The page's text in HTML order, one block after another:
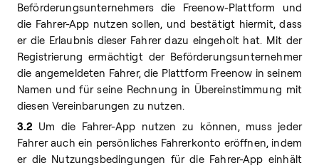
Beförderungsunternehmers die Freenow-Plattform und
die Fahrer-App nutzen sollen, und bestätigt hiermit, dass
er die Erlaubnis dieser Fahrer dazu eingeholt hat. Mit der
Registrierung ermächtigt der Beförderungsunternehmer
die angemeldeten Fahrer, die Plattform Freenow in seinem
Namen und für seine Rechnung in Übereinstimmung mit
diesen Vereinbarungen zu nutzen.
3.2 Um die Fahrer-App nutzen zu können, muss jeder
Fahrer auch ein persönliches Fahrerkonto eröffnen, indem
er die Nutzungsbedingungen für die Fahrer-App einhält